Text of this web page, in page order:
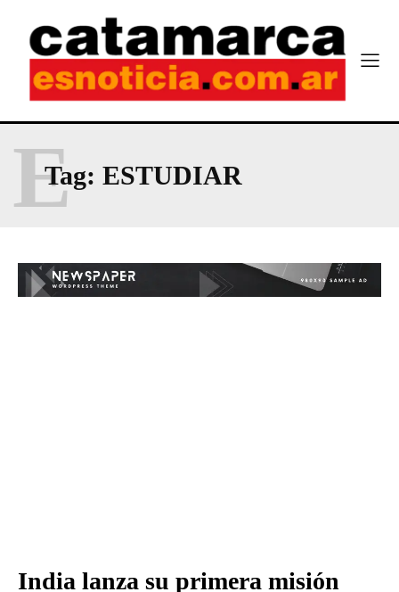
Tag: ESTUDIAR
E
India lanza su primera misión